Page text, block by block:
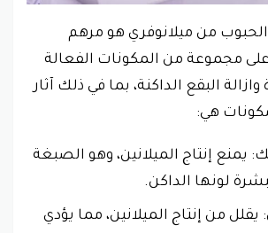
الحبوب من ميلانوفري هو مرهم
مجموعة من المكونات الفعالة
البقع الداكنة، بما في ذلك آثار
هي:
يمنع إنتاج الميلانين، وهو الصبغة
لونها الداكن.
يقلل من إنتاج الميلانين، مما يؤدي